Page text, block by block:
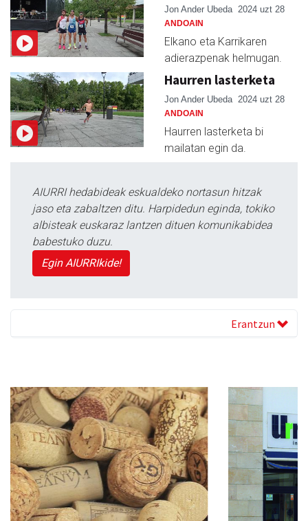
Jon Ander Ubeda 2024 uzt 28
ANDOAIN
Elkano eta Karrikaren
adierazpenak helmugan.
Haurren lasterketa
Jon Ander Ubeda 2024 uzt 28
ANDOAIN
Haurren lasterketa bi
mailatan egin da.
AIURRI hedabideak eskualdeko nortasun hitzak
jaso eta zabaltzen ditu. Harpidedun eginda, tokiko
albisteak euskaraz lantzen dituen komunikabidea
babestuko duzu.
Egin AIURRIkide!
Erantzun